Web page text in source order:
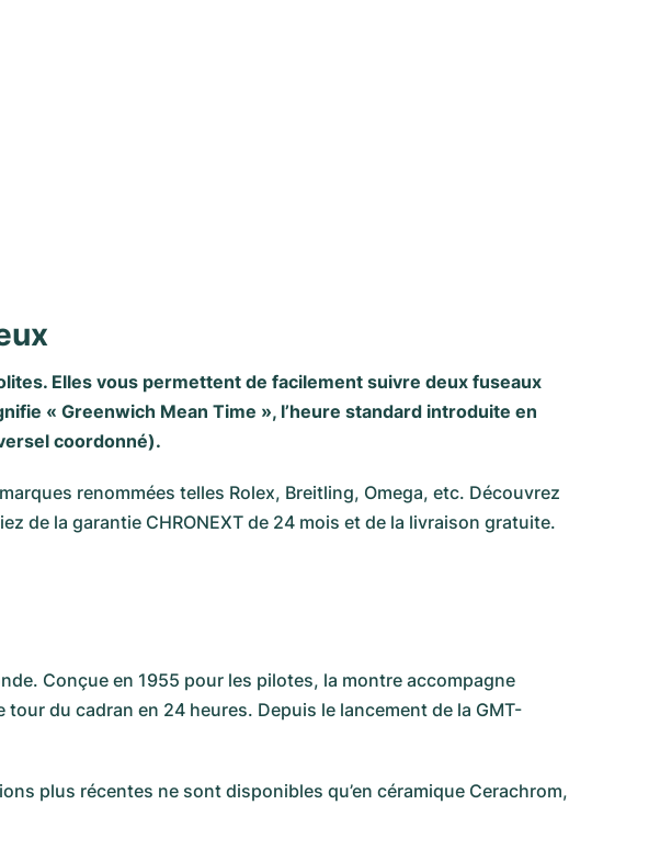
Elles vous permettent de facilement suivre deux fuseaux
« Greenwich Mean Time », l’heure standard introduite en
coordonné).
renommées telles Rolex, Breitling, Omega, etc. Découvrez
de la garantie CHRONEXT de 24 mois et de la livraison gratuite.
Conçue en 1955 pour les pilotes, la montre accompagne
du cadran en 24 heures. Depuis le lancement de la GMT-
plus récentes ne sont disponibles qu’en céramique Cerachrom,